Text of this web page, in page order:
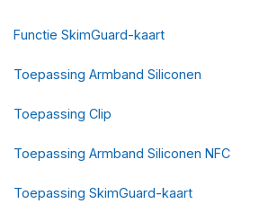
Functie SkimGuard-kaart
Toepassing Armband Siliconen
Toepassing Clip
Toepassing Armband Siliconen NFC
Toepassing SkimGuard-kaart